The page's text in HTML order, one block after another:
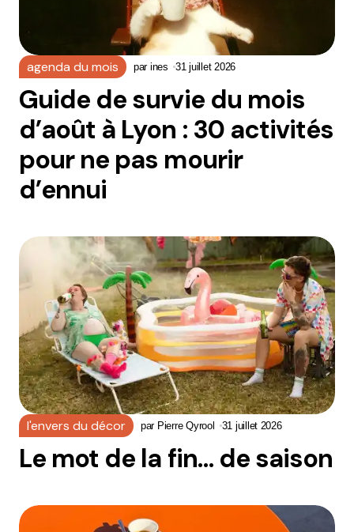
agenda du mois par ines 31 juillet 2026
Guide de survie du mois
d’août à Lyon : 30 activités
pour ne pas mourir
d’ennui
l'envers du décor par Pierre Qyrool 31 juillet 2026
Le mot de la fin… de saison